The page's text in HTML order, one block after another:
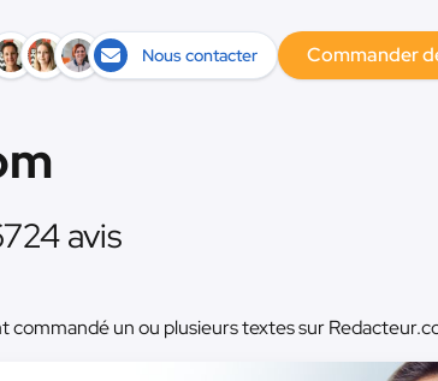
Nous contacter Commander
avis
commandé un ou plusieurs textes sur